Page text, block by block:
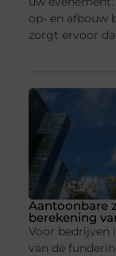
op- en afbouw
zorgt ervoor
Aantoonbare
berekening
Voor bedrijven
van de